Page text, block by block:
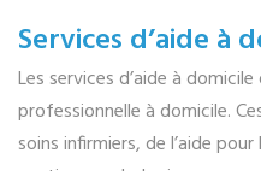
Services d’aide à
Les services d’aide à
professionnelle à domicile.
soins infirmiers, de l’aide